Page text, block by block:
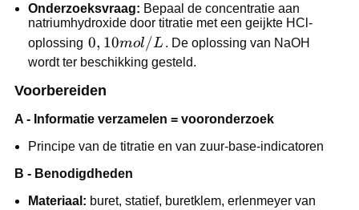
Onderzoeksvraag: Bepaal de concentratie aan
natriumhydroxide door titratie met een geijkte HCl-
oplossing 0,10
mol/L
0, 10mol/L. De oplossing van NaOH
wordt ter beschikking gesteld.
Voorbereiden
A - Informatie verzamelen = vooronderzoek
Principe van de titratie en van zuur-base-indicatoren
B - Benodigdheden
Materiaal: buret, statief, buretklem, erlenmeyer van